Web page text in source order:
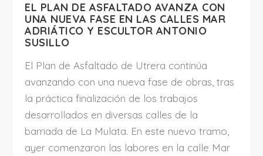
EL PLAN DE ASFALTADO AVANZA CON
UNA NUEVA FASE EN LAS CALLES MAR
ADRIÁTICO Y ESCULTOR ANTONIO
SUSILLO
El Plan de Asfaltado de Utrera continúa
avanzando con una nueva fase de obras, tras
la práctica finalización de los trabajos
desarrollados en diversas calles de la
barriada de La Mulata. En este nuevo tramo,
ayer comenzaron las labores en la calle Mar